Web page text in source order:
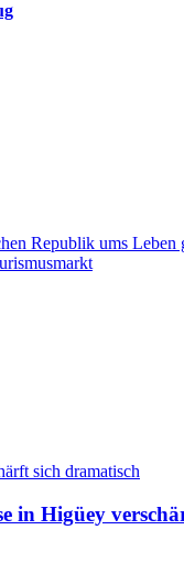
Republik ums Leben
in Higüey